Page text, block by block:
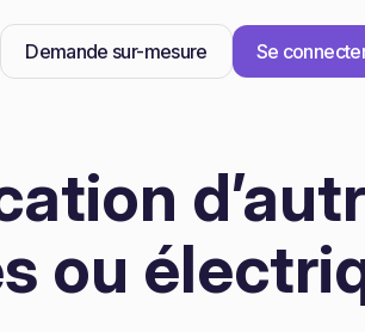
Demande sur-mesure Se
ou